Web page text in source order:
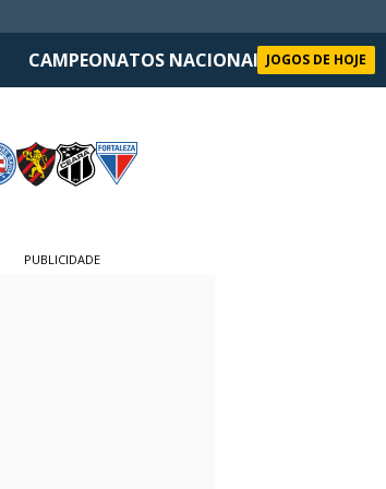
CAMPEONATOS NACIONAIS SELEÇÃO
JOGOS DE HOJE
PUBLICIDADE